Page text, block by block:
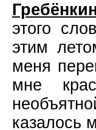
этого
этим
меня
мне
казалось